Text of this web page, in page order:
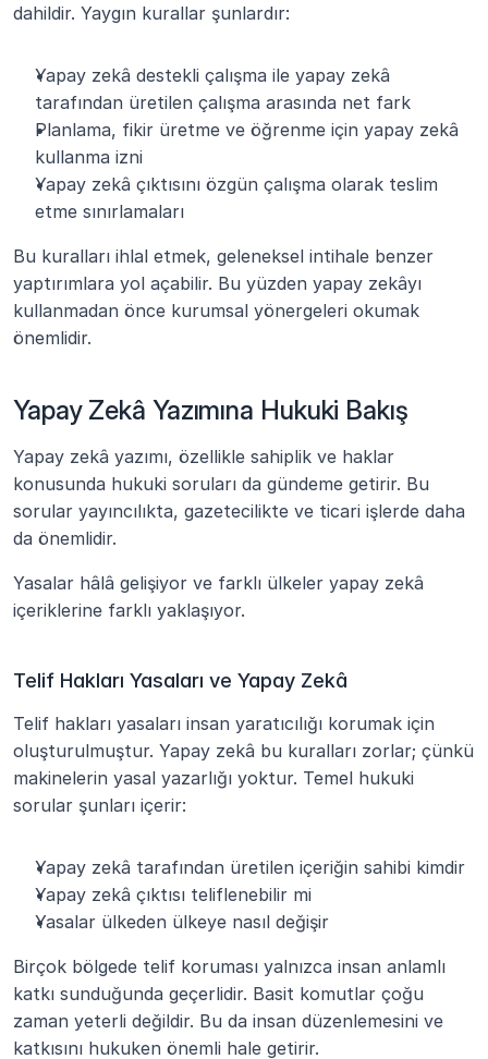
dahildir. Yaygın kurallar şunlardır:
Yapay zekâ destekli çalışma ile yapay zekâ
tarafından üretilen çalışma arasında net fark
Planlama, fikir üretme ve öğrenme için yapay zekâ
kullanma izni
Yapay zekâ çıktısını özgün çalışma olarak teslim
etme sınırlamaları
Bu kuralları ihlal etmek, geleneksel intihale benzer
yaptırımlara yol açabilir. Bu yüzden yapay zekâyı
kullanmadan önce kurumsal yönergeleri okumak
önemlidir.
Yapay Zekâ Yazımına Hukuki Bakış
Yapay zekâ yazımı, özellikle sahiplik ve haklar
konusunda hukuki soruları da gündeme getirir. Bu
sorular yayıncılıkta, gazetecilikte ve ticari işlerde daha
da önemlidir.
Yasalar hâlâ gelişiyor ve farklı ülkeler yapay zekâ
içeriklerine farklı yaklaşıyor.
Telif Hakları Yasaları ve Yapay Zekâ
Telif hakları yasaları insan yaratıcılığı korumak için
oluşturulmuştur. Yapay zekâ bu kuralları zorlar; çünkü
makinelerin yasal yazarlığı yoktur. Temel hukuki
sorular şunları içerir:
Yapay zekâ tarafından üretilen içeriğin sahibi kimdir
Yapay zekâ çıktısı teliflenebilir mi
Yasalar ülkeden ülkeye nasıl değişir
Birçok bölgede telif koruması yalnızca insan anlamlı
katkı sunduğunda geçerlidir. Basit komutlar çoğu
zaman yeterli değildir. Bu da insan düzenlemesini ve
katkısını hukuken önemli hale getirir.